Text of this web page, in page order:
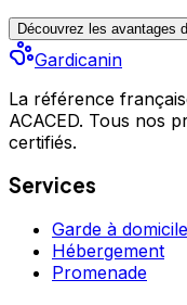
Découvrez les avantages
Gardicanin
La référence
ACACED. Tous nos
certifiés.
Services
Garde à domicile
Hébergement
Promenade